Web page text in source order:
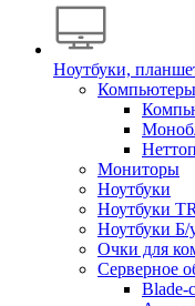
Ноутбуки,
Мониторы
Ноутбуки
Ноутбуки
Ноутбуки Б/
Очки для
Серверное
Blade-